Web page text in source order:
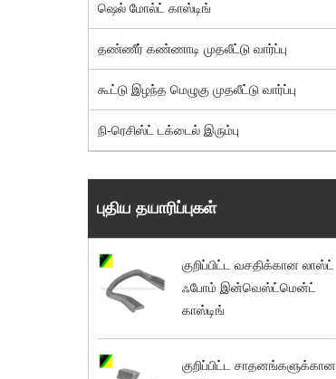
ஷெல் மோல்ட் காஸ்டிங்
தண்ணீர் கண்ணாடி முதலீட்டு வார்ப்பு
கூட்டு இழந்த மெழுகு முதலீட்டு வார்ப்பு
நி-ரெசிஸ்ட் டக்டைல் ​​இரும்பு
புதிய தயாரிப்புகள்
குறிப்பிட்ட வசதிக்கான லாஸ்ட்
ஃபோம் இன்வெஸ்ட்மென்ட்
காஸ்டிங்
குறிப்பிட்ட சாதனங்களுக்கான